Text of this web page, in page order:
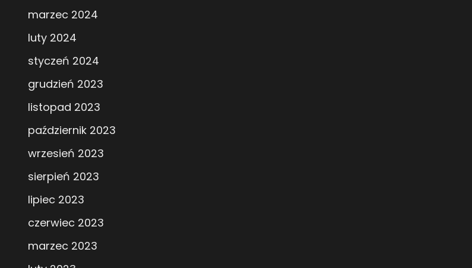
marzec 2024
luty 2024
styczeń 2024
grudzień 2023
listopad 2023
październik 2023
wrzesień 2023
sierpień 2023
lipiec 2023
czerwiec 2023
marzec 2023